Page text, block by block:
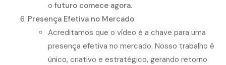
o futuro comece agora.
Presença Efetiva no Mercado:
Acreditamos que o vídeo é a chave para uma
presença efetiva no mercado. Nosso trabalho é
único, criativo e estratégico, gerando retorno